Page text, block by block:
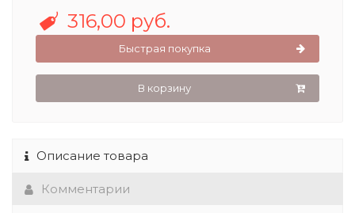
316,00 руб.
Быстрая покупка
В корзину
Описание товара
Комментарии